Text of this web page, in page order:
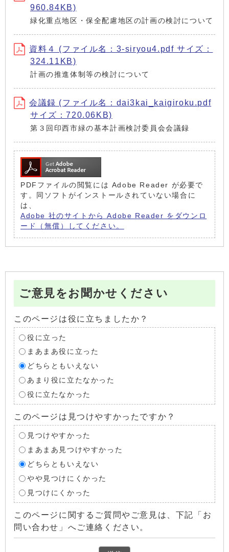
960.84KB)
緑化重点地区・保全配慮地区の計画の検討について
資料４ (ファイル名：3-siryou4.pdf サイズ：
324.11KB)
計画の推進体制等の検討について
会議録 (ファイル名：dai3kai_kaigiroku.pdf
サイズ：720.06KB)
第３回印西市緑の基本計画検討委員会会議録
PDFファイルの閲覧には Adobe Reader が必要で
す。同ソフトがインストールされていない場合に
は、
Adobe 社のサイトから Adobe Reader をダウンロ
ード（無償）してください。
ご意見をお聞かせください
このページは役に立ちましたか？
役に立った
まあまあ役に立った
どちらともいえない
あまり役に立たなかった
役に立たなかった
このページは見つけやすかったですか？
見つけやすかった
まあまあ見つけやすかった
どちらともいえない
やや見つけにくかった
見つけにくかった
このページに関するご質問やご意見は、下記「お
問い合わせ」へご連絡ください。